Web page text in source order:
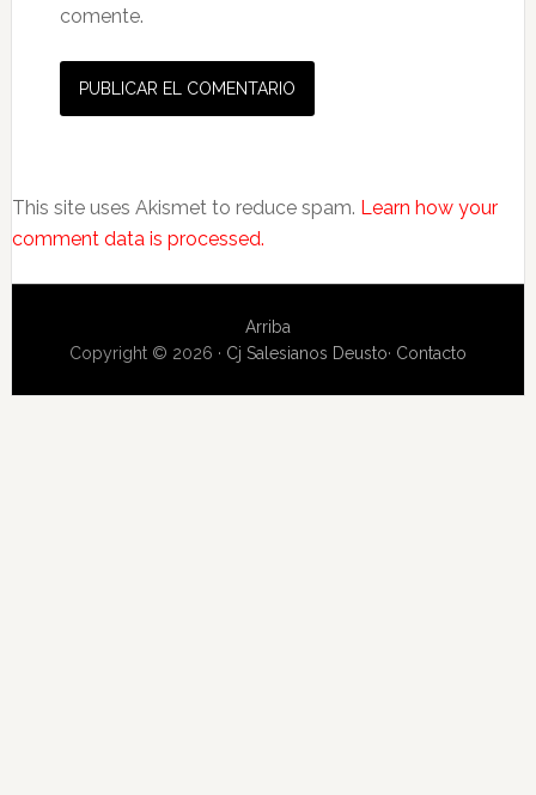
comente.
This site uses Akismet to reduce spam. Learn how your
comment data is processed.
Arriba
Copyright © 2026 · Cj Salesianos Deusto· Contacto